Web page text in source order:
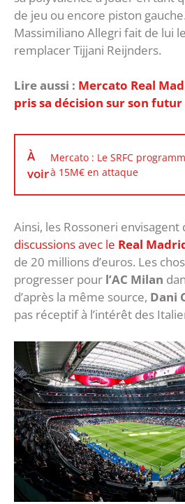
de jeu ou encore piston
Massimiliano Allegri fait de lui
remplacer Tijjani Reijnders.
Lire aussi : Mercato Real
pris sa décision sur son futur
À
voir
Mercato : Le SRFC
à 15M€ en attaque
Ainsi, les Rossoneri envisagent
discussions avec le Real
de 20 millions d’euros. Les
progresser pour l’AC Milan
d’après la même source, Dani
pas réceptif à l’intérêt des